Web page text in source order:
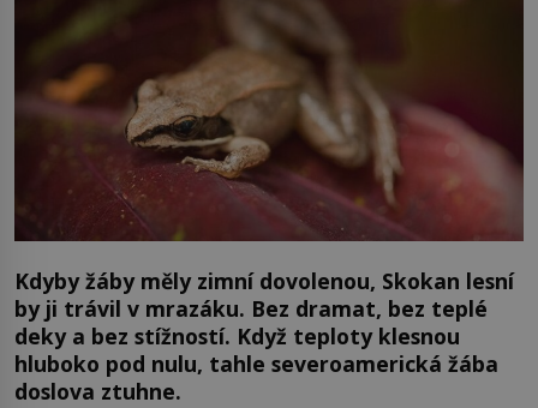
Kdyby žáby měly zimní dovolenou, Skokan lesní
by ji trávil v mrazáku. Bez dramat, bez teplé
deky a bez stížností. Když teploty klesnou
hluboko pod nulu, tahle severoamerická žába
doslova ztuhne.